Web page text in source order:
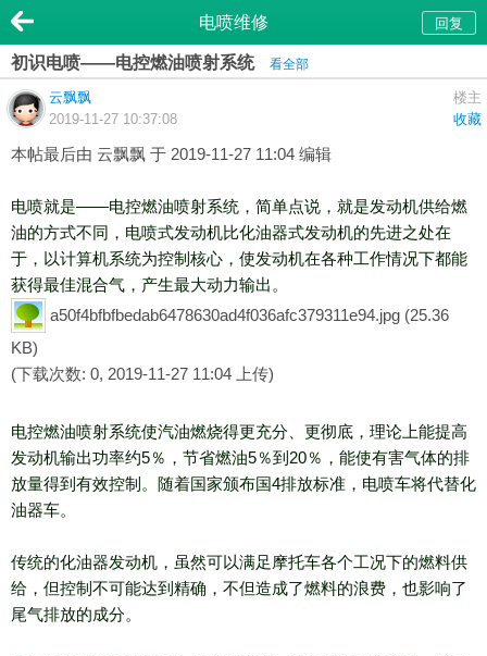
回复
电喷维修
初识电喷——电控燃油喷射系统 看全部
楼主
云飘飘
收藏
2019-11-27 10:37:08
本帖最后由 云飘飘 于 2019-11-27 11:04 编辑
电喷就是——电控燃油喷射系统，简单点说，就是发动机供给燃
油的方式不同，电喷式发动机比化油器式发动机的先进之处在
于，以计算机系统为控制核心，使发动机在各种工作情况下都能
获得最佳混合气，产生最大动力输出。
a50f4bfbfbedab6478630ad4f036afc379311e94.jpg (25.36
KB)
(下载次数: 0, 2019-11-27 11:04 上传)
电控燃油喷射系统使汽油燃烧得更充分、更彻底，理论上能提高
发动机输出功率约5％，节省燃油5％到20％，能使有害气体的排
放量得到有效控制。随着国家颁布国4排放标准，电喷车将代替化
油器车。
传统的化油器发动机，虽然可以满足摩托车各个工况下的燃料供
给，但控制不可能达到精确，不但造成了燃料的浪费，也影响了
尾气排放的成分。